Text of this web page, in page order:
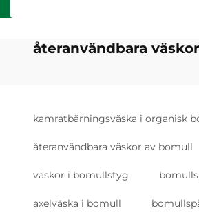
återanvändbara
kamratbärningsväska i organisk
återanvändbara väskor av bomull
väskor i bomullstyg
axelväska i bomull